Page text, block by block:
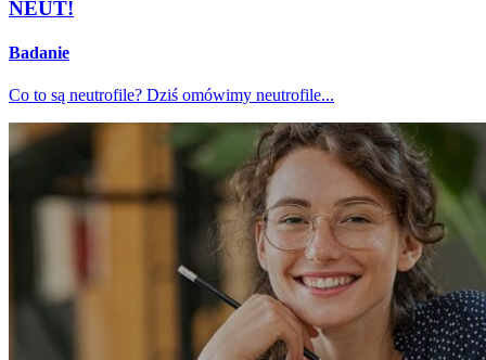
NEUT!
Badanie
Co to są neutrofile? Dziś omówimy neutrofile...